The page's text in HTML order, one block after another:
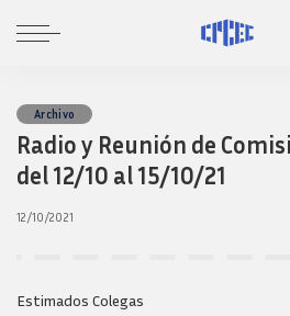
Archivo
Radio y Reunión de
del 12/10 al 15/10/21
12/10/2021
Estimados Colegas